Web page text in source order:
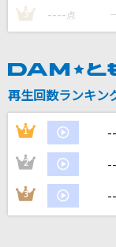
UNISON SQUARE
優里
1640mP(164×40mP)
3 ---- 点
再生回数ランキン
1
2
3